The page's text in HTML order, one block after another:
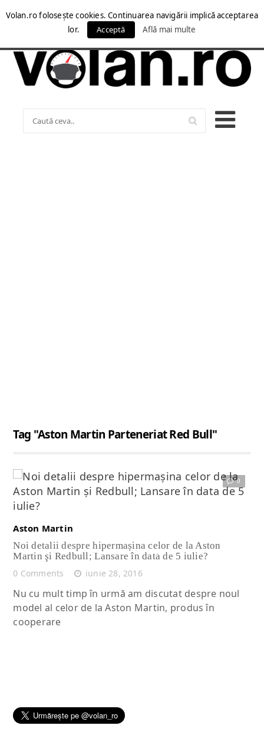
Tag "Aston Martin Parteneriat Red Bull"
0
Citește articolul complet
Aston Martin
Noi detalii despre hipermașina celor de la Aston
Martin şi Redbull; Lansare în data de 5 iulie?
0 Comments
iunie 28, 2016
Nu cu mult timp în urmă am discutat despre noul
model al celor de la Aston Martin, produs în
cooperare
Volan.ro folosește cookies. Continuarea navigării implică acceptarea
lor.
Acceptă Află mai multe